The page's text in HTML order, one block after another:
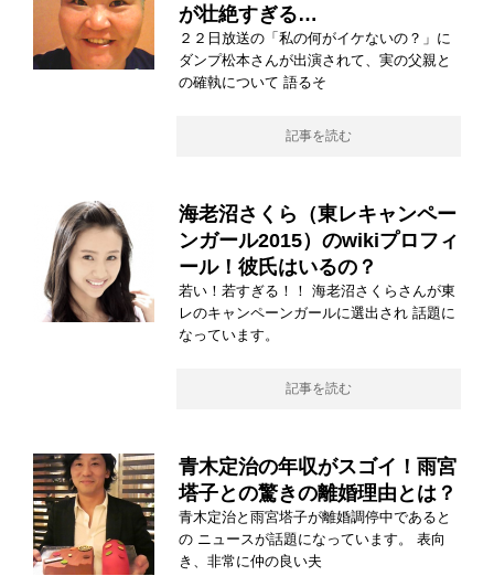
が壮絶すぎる…
２２日放送の「私の何がイケないの？」に
ダンプ松本さんが出演されて、実の父親と
の確執について 語るそ
記事を読む
海老沼さくら（東レキャンペー
ンガール2015）のwikiプロフィ
ール！彼氏はいるの？
若い！若すぎる！！ 海老沼さくらさんが東
レのキャンペーンガールに選出され 話題に
なっています。
記事を読む
青木定治の年収がスゴイ！雨宮
塔子との驚きの離婚理由とは？
青木定治と雨宮塔子が離婚調停中であると
の ニュースが話題になっています。 表向
き、非常に仲の良い夫